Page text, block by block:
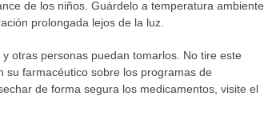
de los niños. Guárdelo a temperatura ambiente
prolongada lejos de la luz.
otras personas puedan tomarlos. No tire este
su farmacéutico sobre los programas de
de forma segura los medicamentos, visite el